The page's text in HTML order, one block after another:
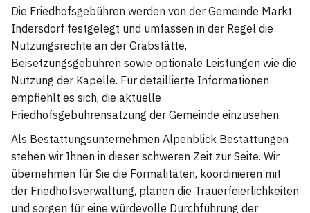
Die Friedhofsgebühren werden von der Gemeinde Markt
Indersdorf festgelegt und umfassen in der Regel die
Nutzungsrechte an der Grabstätte,
Beisetzungsgebühren sowie optionale Leistungen wie die
Nutzung der Kapelle. Für detaillierte Informationen
empfiehlt es sich, die aktuelle
Friedhofsgebührensatzung der Gemeinde einzusehen.
Als Bestattungsunternehmen Alpenblick Bestattungen
stehen wir Ihnen in dieser schweren Zeit zur Seite. Wir
übernehmen für Sie die Formalitäten, koordinieren mit
der Friedhofsverwaltung, planen die Trauerfeierlichkeiten
und sorgen für eine würdevolle Durchführung der